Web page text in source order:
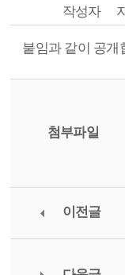
작성자
붙임과 같이 공개
첨부파일
이전글